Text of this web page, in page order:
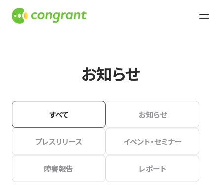
お知らせ
すべて お知らせ
プレスリリース イベント・セミナー
障害報告 レポート